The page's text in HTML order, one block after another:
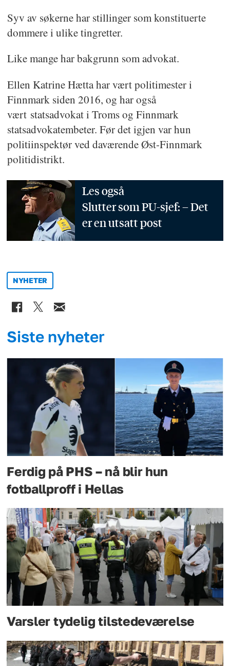
Syv av søkerne har stillinger som konstituerte
dommere i ulike tingretter.
Like mange har bakgrunn som advokat.
Ellen Katrine Hætta har vært politimester i
Finnmark siden 2016, og har også
vært statsadvokat i Troms og Finnmark
statsadvokatembeter. Før det igjen var hun
politiinspektør ved daværende Øst-Finnmark
politidistrikt.
Les også
Slutter som PU-sjef: – Det
er en utsatt post
NYHETER
Siste nyheter
Ferdig på PHS – nå blir hun
fotballproff i Hellas
Varsler tydelig tilstedeværelse